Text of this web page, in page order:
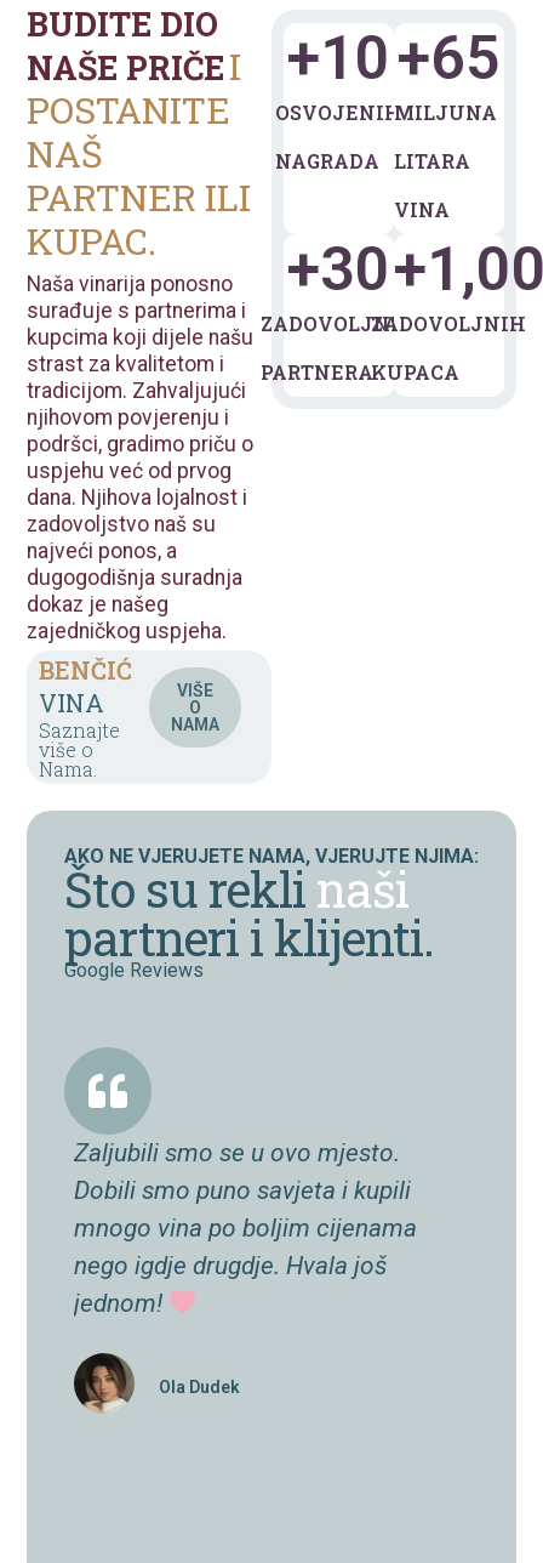
BUDITE DIO
NAŠE PRIČEI
POSTANITE
NAŠ
PARTNER ILI
KUPAC.
Naša vinarija ponosno
surađuje s partnerima i
kupcima koji dijele našu
strast za kvalitetom i
tradicijom. Zahvaljujući
njihovom povjerenju i
podršci, gradimo priču o
uspjehu već od prvog
dana. Njihova lojalnost i
zadovoljstvo naš su
najveći ponos, a
dugogodišnja suradnja
dokaz je našeg
zajedničkog uspjeha.
BENČIĆ
VINA
Saznajte
više o
Nama.
VIŠE
O
NAMA
OSVOJENIH
NAGRADA
+10
MILJUNA
LITARA
VINA
+65
ZADOVOLJNIH
PARTNERA
+30
ZADOVOLJNIH
KUPACA
+
AKO NE VJERUJETE NAMA, VJERUJTE NJIMA:
Što su reklinaši
partneri i klijenti.
Google Reviews
Zaljubili smo se u ovo mjesto.
Dobili smo puno savjeta i kupili
mnogo vina po boljim cijenama
nego igdje drugdje. Hvala još
jednom!
Ola Dudek